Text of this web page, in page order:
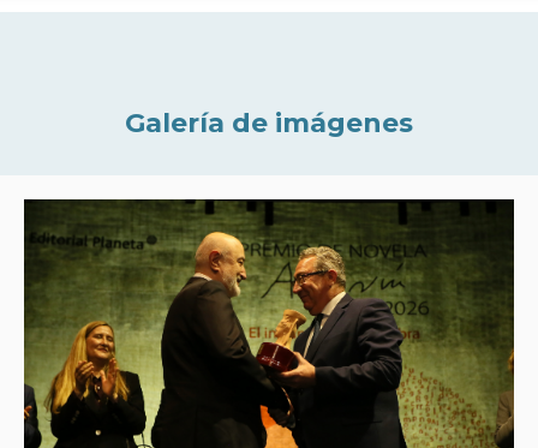
Galería de imágenes